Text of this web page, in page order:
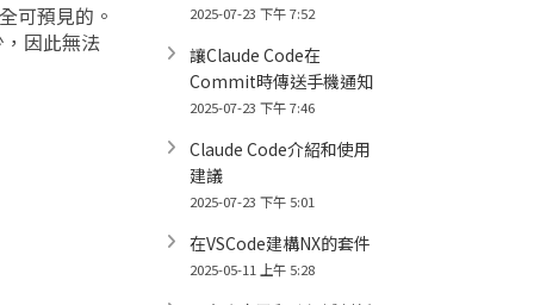
可預見的。
因此無法
2025-07-23 下午 7:52
讓Claude Code在
Commit時傳送手機通知
2025-07-23 下午 7:46
Claude Code介紹和使用
建議
2025-07-23 下午 5:01
在VSCode建構NX的套件
2025-05-11 上午 5:28